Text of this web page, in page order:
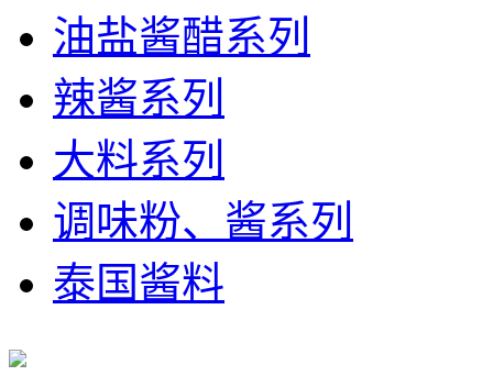
油盐酱醋系列
辣酱系列
大料系列
调味粉、酱系列
泰国酱料